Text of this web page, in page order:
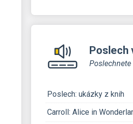
Poslech
Poslech: ukázky z knih
Carroll: Alice in